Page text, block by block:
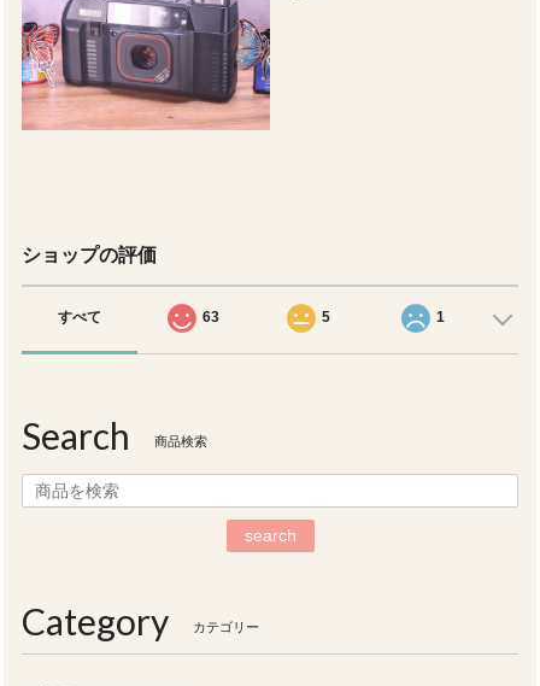
ショップの評価
すべて 63 5 1
Search 商品検索
search
Category カテゴリー